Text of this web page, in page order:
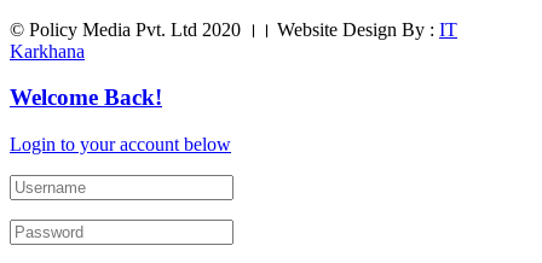
© Policy Media Pvt. Ltd 2020 ।। Website Design By : IT
Karkhana
Welcome Back!
Login to your account below